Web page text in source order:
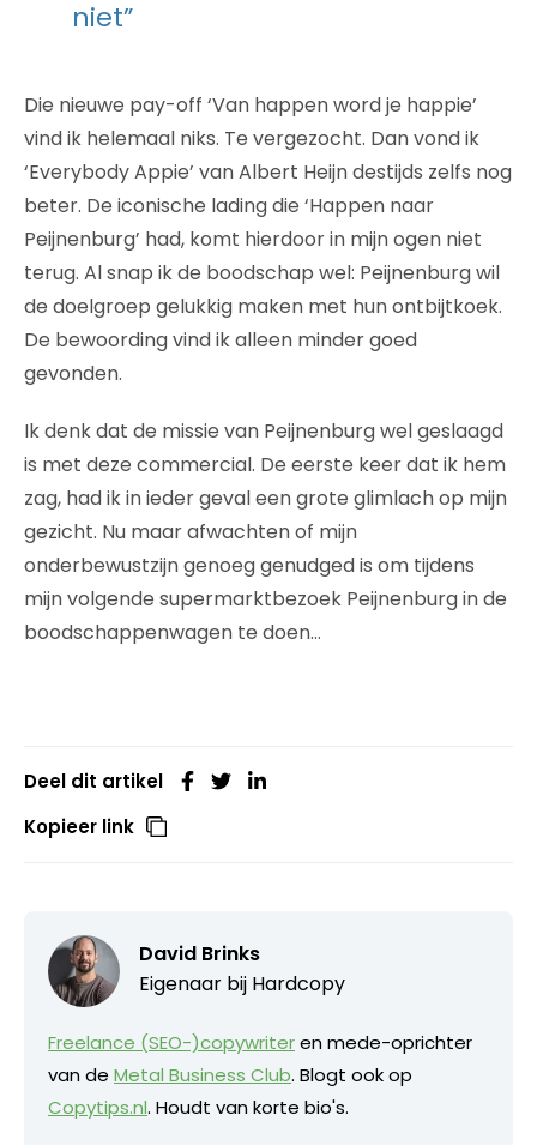
niet”
Die nieuwe pay-off ‘Van happen word je happie’
vind ik helemaal niks. Te vergezocht. Dan vond ik
‘Everybody Appie’ van Albert Heijn destijds zelfs nog
beter. De iconische lading die ‘Happen naar
Peijnenburg’ had, komt hierdoor in mijn ogen niet
terug. Al snap ik de boodschap wel: Peijnenburg wil
de doelgroep gelukkig maken met hun ontbijtkoek.
De bewoording vind ik alleen minder goed
gevonden.
Ik denk dat de missie van Peijnenburg wel geslaagd
is met deze commercial. De eerste keer dat ik hem
zag, had ik in ieder geval een grote glimlach op mijn
gezicht. Nu maar afwachten of mijn
onderbewustzijn genoeg genudged is om tijdens
mijn volgende supermarktbezoek Peijnenburg in de
boodschappenwagen te doen…
Deel dit artikel
Kopieer link
David Brinks
Eigenaar bij Hardcopy
Freelance (SEO-)copywriteren mede-oprichter
van de Metal Business Club. Blogt ook op
Copytips.nl. Houdt van korte bio's.